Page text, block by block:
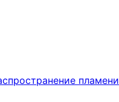
пламени